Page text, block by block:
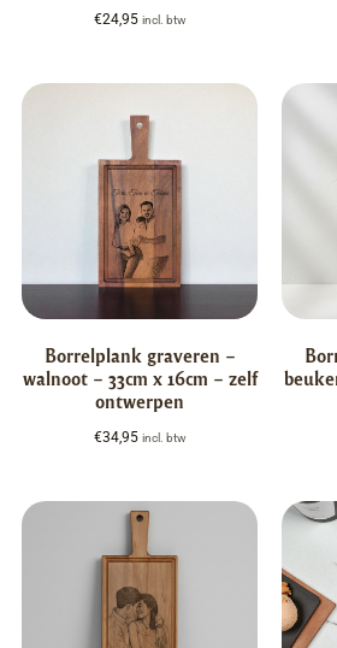
€24,95 incl. btw
Borrelplank graveren –
walnoot – 33cm x 16cm – zelf
ontwerpen
€34,95 incl. btw